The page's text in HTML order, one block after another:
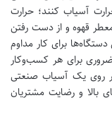
آسیاب کنند؛ حرارت
قهوه و از دست رفتن
برای کار مداوم
برای هر کسب‌وکار
روی یک آسیاب صنعتی
بالا و رضایت مشتریان